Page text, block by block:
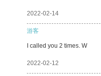
2022-02-14
游客
I called you 2 times. W
2022-02-12